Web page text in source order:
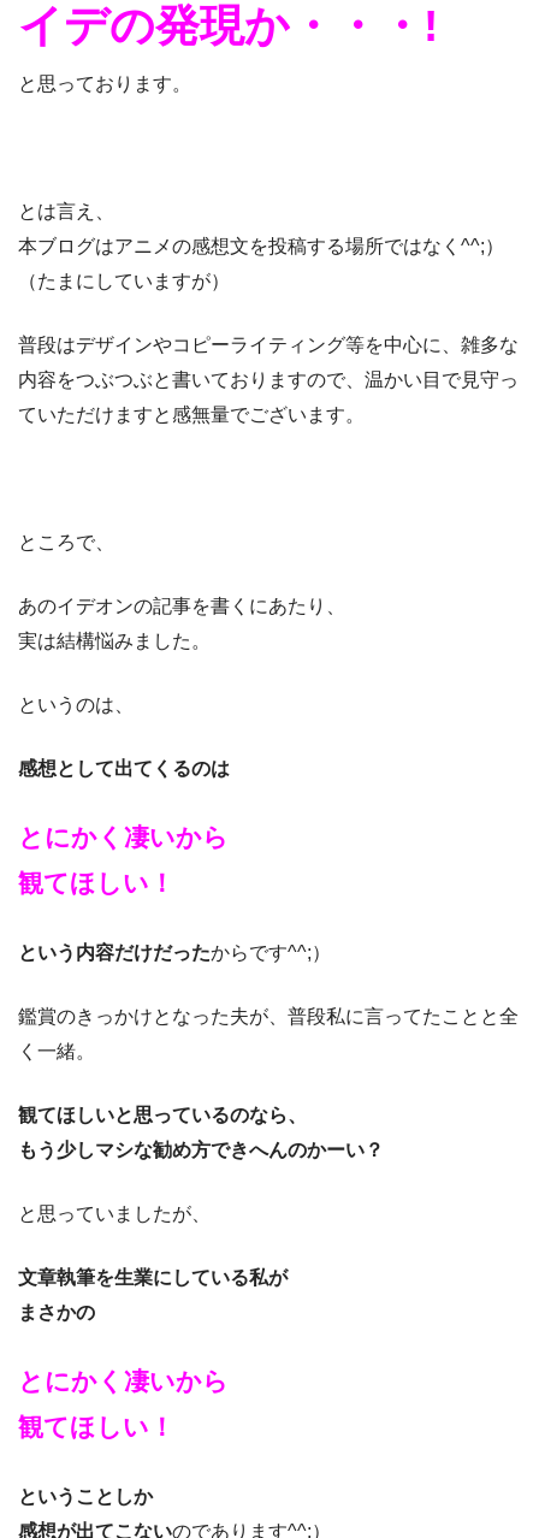
イデの発現か・・・!
と思っております。
とは言え、
本ブログはアニメの感想文を投稿する場所ではなく^^;）
（たまにしていますが）
普段はデザインやコピーライティング等を中心に、雑多な
内容をつぶつぶと書いておりますので、温かい目で見守っ
ていただけますと感無量でございます。
ところで、
あのイデオンの記事を書くにあたり、
実は結構悩みました。
というのは、
感想として出てくるのは
とにかく凄いから
観てほしい！
という内容だけだったからです^^;）
鑑賞のきっかけとなった夫が、普段私に言ってたことと全
く一緒。
観てほしいと思っているのなら、
もう少しマシな勧め方できへんのかーい？
と思っていましたが、
文章執筆を生業にしている私が
まさかの
とにかく凄いから
観てほしい！
ということしか
感想が出てこないのであります^^;）